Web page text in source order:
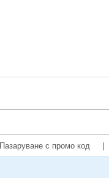
Пазаруване с промо код